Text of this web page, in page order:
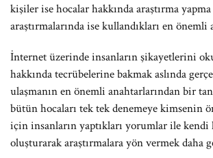
kişiler ise hocalar hakkında araştırma
araştırmalarında ise kullandıkları en
İnternet üzerinde insanların şikayetlerini
hakkında tecrübelerine bakmak aslında
ulaşmanın en önemli anahtarlarından bir
bütün hocaları tek tek denemeye kimsenin
için insanların yaptıkları yorumlar ile kendi
oluşturarak araştırmalara yön vermek daha